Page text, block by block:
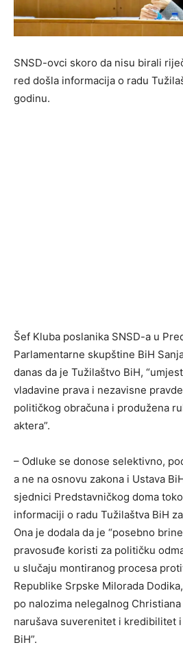
SNSD-ovci skoro da nisu birali
red došla informacija o radu
godinu.
Šef Kluba poslanika SNSD-a u
Parlamentarne skupštine BiH
danas da je Tužilaštvo BiH,
vladavine prava i nezavisne
političkog obračuna i produžena
aktera”.
– Odluke se donose selektivno,
a ne na osnovu zakona i Ustava
sjednici Predstavničkog doma
informaciji o radu Tužilaštva BiH
Ona je dodala da je “posebno
pravosuđe koristi za političku
u slučaju montiranog procesa
Republike Srpske Milorada
po nalozima nelegalnog
narušava suverenitet i kredibilitet
BiH”.